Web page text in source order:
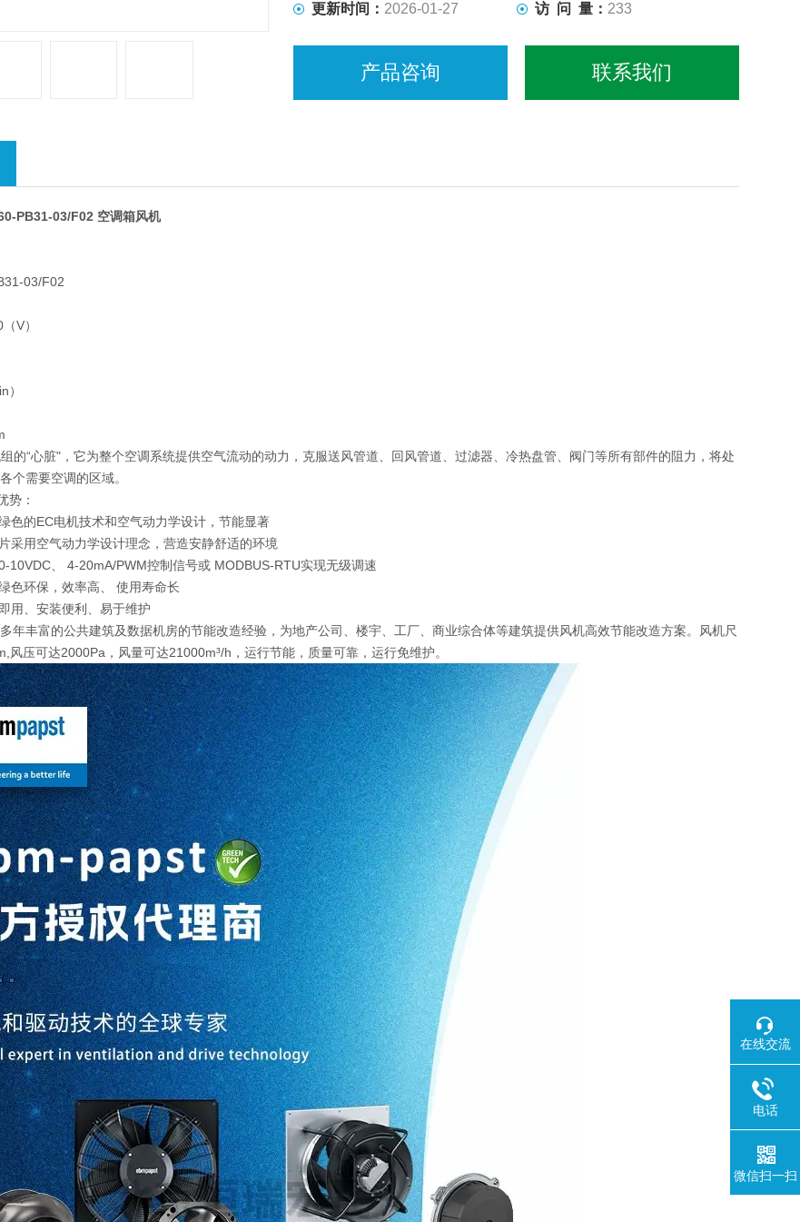
更新时间： 2026-01-27 访 问 量： 233
产品咨询 联系我们
PB31-03/F02 空调箱风机
03/F02
V）
）
的“心脏"，它为整个空调系统提供空气流动的动力，克服送风管道、回风管道、过滤器、冷热盘管、阀门等所有部件的阻力，将处
个需要空调的区域。
势：
色的EC电机技术和空气动力学设计，节能显著
采用空气动力学设计理念，营造安静舒适的环境
10VDC、 4-20mA/PWM控制信号或 MODBUS-RTU实现无级调速
色环保，效率高、 使用寿命长
用、安装便利、易于维护
年丰富的公共建筑及数据机房的节能改造经验，为地产公司、楼宇、工厂、商业综合体等建筑提供风机高效节能改造方案。风机尺
风压可达2000Pa，风量可达21000m³/h，运行节能，质量可靠，运行免维护。
在线交流
电话
微信扫一扫